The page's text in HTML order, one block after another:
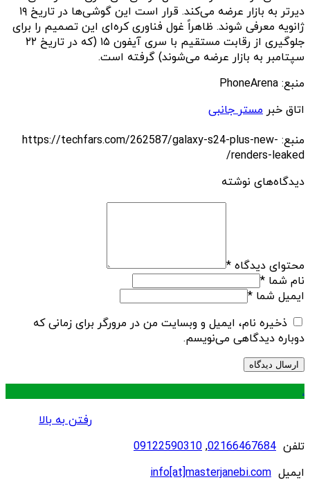
دیرتر به بازار عرضه می‌کند. قرار است این گوشی‌ها در تاریخ ۱۹
ژانویه معرفی شوند. ظاهراً غول فناوری کره‌ای این تصمیم را برای
جلوگیری از رقابت مستقیم با سری آیفون ۱۵ (که در تاریخ ۲۲
سپتامبر به بازار عرضه می‌شوند) گرفته است.
منبع: PhoneArena
اتاق خبر مستر جانبی
منبع: https://techfars.com/262587/galaxy-s24-plus-new-
renders-leaked/
دیدگاه‌های نوشته
محتوای دیدگاه *
نام شما *
ایمیل شما *
ذخیره نام، ایمیل و وبسایت من در مرورگر برای زمانی که
دوباره دیدگاهی می‌نویسم.
.
رفتن به بالا
تلفن 02166467684
,
09122590310
ایمیل info[at]masterjanebi.com